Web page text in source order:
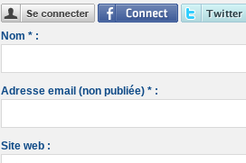
Nom * :
Adresse email (non publiée) * :
Site web :